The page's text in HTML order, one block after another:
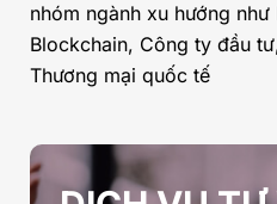
nhóm ngành xu hướng
Blockchain, Công ty đầu
Thương mại quốc tế